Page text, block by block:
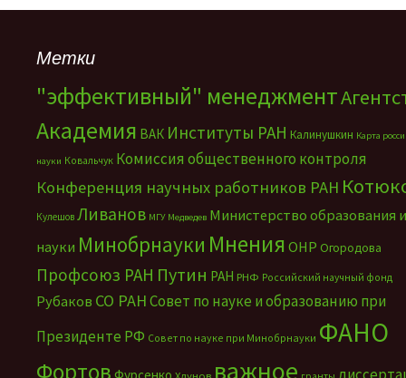
Метки
"эффективный" менеджмент
Академия ВАК Институты РАН Калинушкин Карта
науки Ковальчук Комиссия общественного контроля
Конференция научных работников РАН
Кулешов Ливанов МГУ Медведев Министерство образования и
науки Минобрнауки Мнения ОНР Огородова
Профсоюз РАН Путин РАН РНФ Российский научный фонд
Рубаков СО РАНСовет по науке и образованию при
Президенте РФ Совет по науке при Минобрнауки ФАНО
Фортов важное